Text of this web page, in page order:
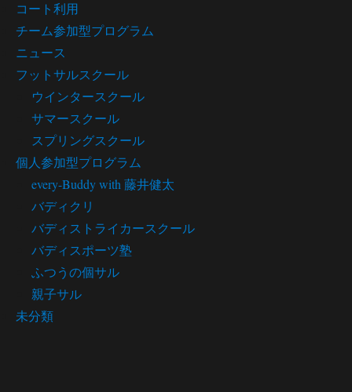
コート利用
チーム参加型プログラム
ニュース
フットサルスクール
ウインタースクール
サマースクール
スプリングスクール
個人参加型プログラム
every-Buddy with 藤井健太
バディクリ
バディストライカースクール
バディスポーツ塾
ふつうの個サル
親子サル
未分類